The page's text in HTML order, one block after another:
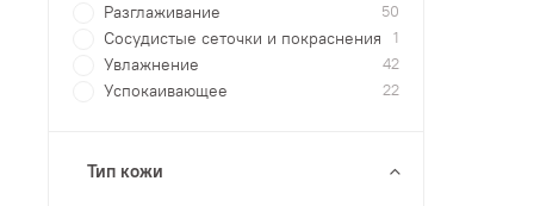
Разглаживание 50
Сосудистые сеточки и покраснения 1
Увлажнение 42
Успокаивающее 22
Тип кожи